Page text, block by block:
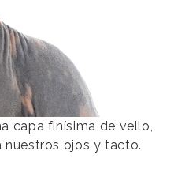
capa finísima de vello,
nuestros ojos y tacto.